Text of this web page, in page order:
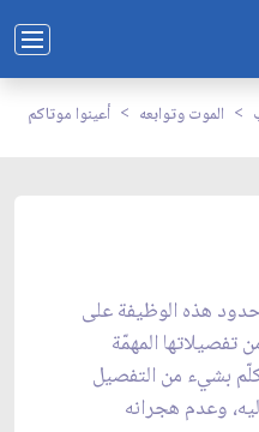
الموت وتوابعه أعينوا موتاكم
هذه الوظيفة على
تفصيلاتها المهمّة
بشيء من التفصيل
وعدم هجرانه